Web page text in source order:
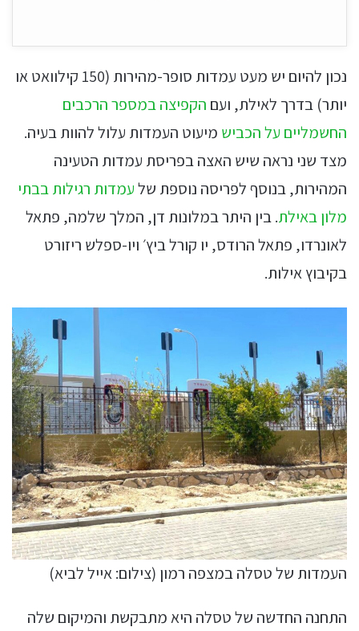
נכון להיום יש מעט עמדות סופר-מהירות (150 קילוואט או
יותר) בדרך לאילת, ועם הקפיצה במספר הרכבים
החשמליים על הכביש מיעוט העמדות עלול להוות בעיה.
מצד שני נראה שיש האצה בפריסת עמדות הטעינה
המהירות, בנוסף לפריסה נוספת שלעמדות רגילות בבתי
מלון באילת. בין היתר במלונות דן, המלך שלמה, פתאל
לאונרדו, פתאל הרודס, יו קורל ביץ׳ ויו-ספלש ריזורט
בקיבוץ אילות.
העמדות של טסלה במצפה רמון (צילום: אייל לביא)
התחנה החדשה של טסלה היא מתבקשת והמיקום שלה